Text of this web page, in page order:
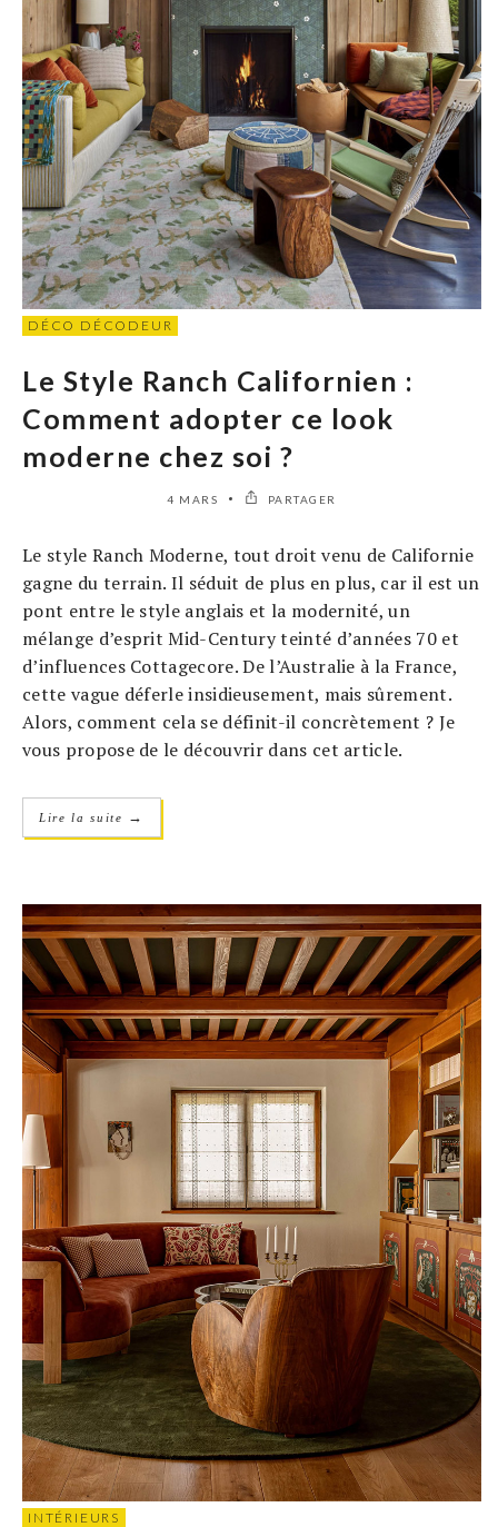
DÉCO DÉCODEUR
Le Style Ranch Californien :
Comment adopter ce look
moderne chez soi ?
4 MARS PARTAGER
Le style Ranch Moderne, tout droit venu de Californie
gagne du terrain. Il séduit de plus en plus, car il est un
pont entre le style anglais et la modernité, un
mélange d’esprit Mid-Century teinté d’années 70 et
d’influences Cottagecore. De l’Australie à la France,
cette vague déferle insidieusement, mais sûrement.
Alors, comment cela se définit-il concrètement ? Je
vous propose de le découvrir dans cet article.
Lire la suite →
INTÉRIEURS